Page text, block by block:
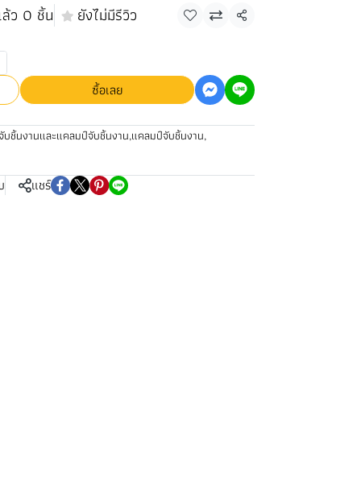
ว 0 ชิ้น ยังไม่มีรีวิว
แชร์
ซื้อเลย
บชิ้นงานและแคลมป์จับชิ้นงาน,แคลมป์จับชิ้นงาน,
แชร์